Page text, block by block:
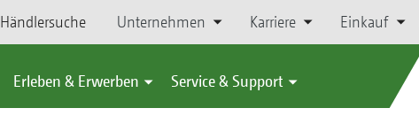
Händlersuche Unternehmen Karriere Einkauf
Erleben & Erwerben Service & Support